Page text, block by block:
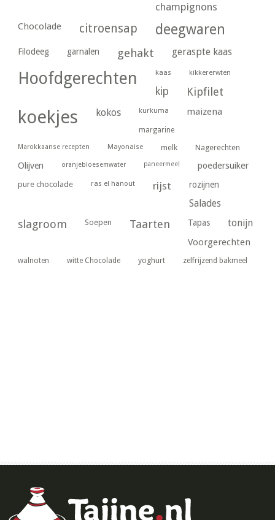
champignons
Chocolade citroensap deegwaren
Filodeeg garnalen gehakt geraspte kaas
Hoofdgerechten kaas kikkererwten
kip Kipfilet
koekjes kokos kurkuma maizena
margarine
Marokkaanse recepten Mayonaise melk Nagerechten
Olijven oranjebloesemwater paneermeel poedersuiker
pure chocolade ras el hanout rijst rozijnen
Salades
slagroom Soepen Taarten Tapas tonijn
Voorgerechten
walnoten witte Chocolade yoghurt zelfrijzend bakmeel